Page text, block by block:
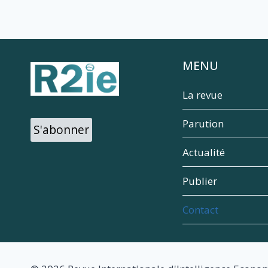
S'abonner
MENU
La revue
Parution
Actualité
Publier
Contact